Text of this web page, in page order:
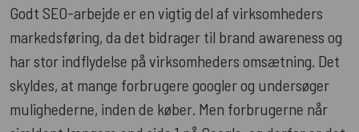
Godt SEO-arbejde er en vigtig del af virksomheders
markedsføring, da det bidrager til brand awareness og
har stor indflydelse på virksomheders omsætning. Det
skyldes, at mange forbrugere googler og undersøger
mulighederne, inden de køber. Men forbrugerne når